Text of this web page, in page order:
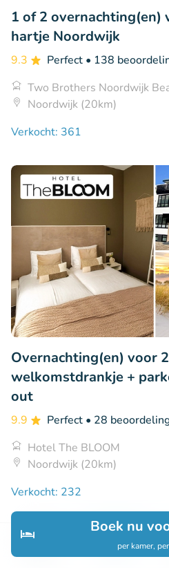
Zoeken
Boek nu
per kamer,
1 of 2 overnachting(en)
hartje Noordwijk
9.3 Perfect • 138
Two Brothers Noordwijk
Noordwijk (20km)
Verkocht: 361
Overnachting(en) voor
welkomstdrankje +
out
9.9 Perfect • 28
Hotel The BLOOM
Noordwijk (20km)
Verkocht: 232